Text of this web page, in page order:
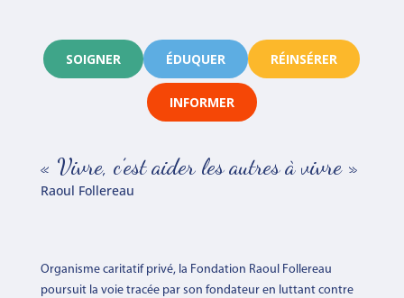
SOIGNER ÉDUQUER RÉINSÉRER
INFORMER
« Vivre, c’est aider les autres à vivre »
Raoul Follereau
Organisme caritatif privé, la Fondation Raoul Follereau
poursuit la voie tracée par son fondateur en luttant contre